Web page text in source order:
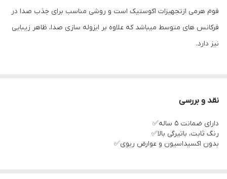
فوم هرمی ازتجهیزات اکوستیک است و روشی مناسب برای جذب صدا در
فرکانس های متوسط میباشد که علاوه بر ایزوله سازی صدا، ظاهر زیبایی
نیز دارد.
قابل استفاده در اتاق کنفرانس، استدیو ها، سالن های
کنفرانس،فضاهای آموزشی، کلاس های آموزش از راه دور، اتاق خواب،
دیوار مشترک، سایلنت‌باکس ودستگاه های تولید صدا
نقد و بررسی
دارای ضمانت 5 ساله✅
رنگ ثابت، باتیرگی بالا✅
بدون اکسیداسیون و عوارض ریوی✅